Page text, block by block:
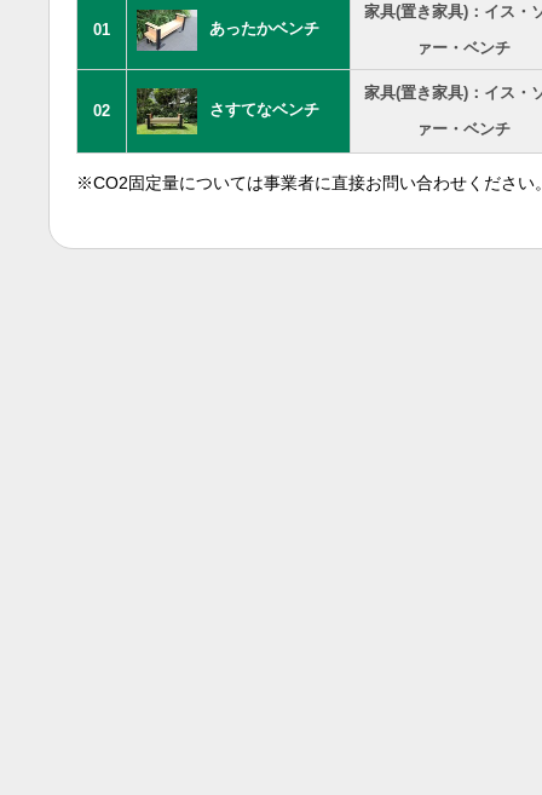
01 あったかベンチ
家具(置き家具)：イス・
ァー・ベンチ
02 さすてなベンチ
家具(置き家具)：イス・
ァー・ベンチ
※CO2固定量については事業者に直接お問い合わせください